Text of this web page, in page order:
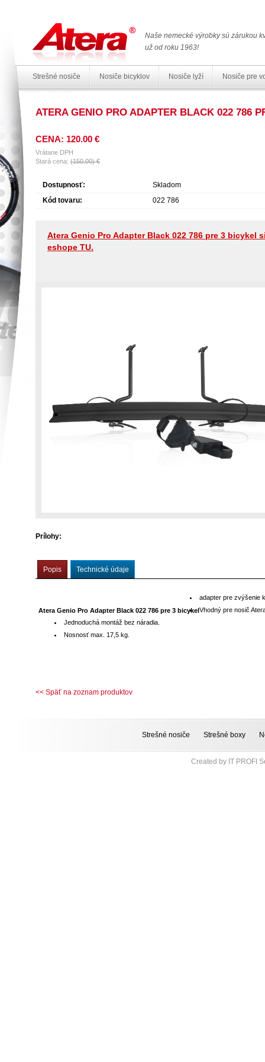
Naše nemecké výrobky sú zárukou
už od roku 1963!
Strešné nosiče Nosiče bicyklov Nosiče lyží Nosiče pre
ATERA GENIO PRO ADAPTER BLACK 022 786
CENA: 120.00 €
Vrátane DPH
Stará cena: (150.00) €
Dostupnosť:
Skladom
Kód tovaru:
022 786
Atera Genio Pro Adapter Black 022 786 pre 3 bicykel
eshope TU.
Prílohy:
Popis Technické údaje
Atera Genio Pro Adapter Black 022 786 pre 3 bicykel
adapter pre zvýšenie
Vhodný pre nosič
Jednoduchá montáž bez náradia.
Nosnosť max. 17,5 kg.
<< Späť na zoznam produktov
Strešné nosiče Strešné boxy
Created by IT PROFI